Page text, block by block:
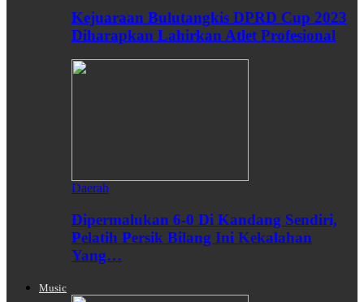
Kejuaraan Bulutangkis DPRD Cup 2023
Diharapkan Lahirkan Atlet Profesional
Daerah
Dipermalukan 6-0 Di Kandang Sendiri,
Pelatih Persik Bilang Ini Kekalahan
Yang…
Music